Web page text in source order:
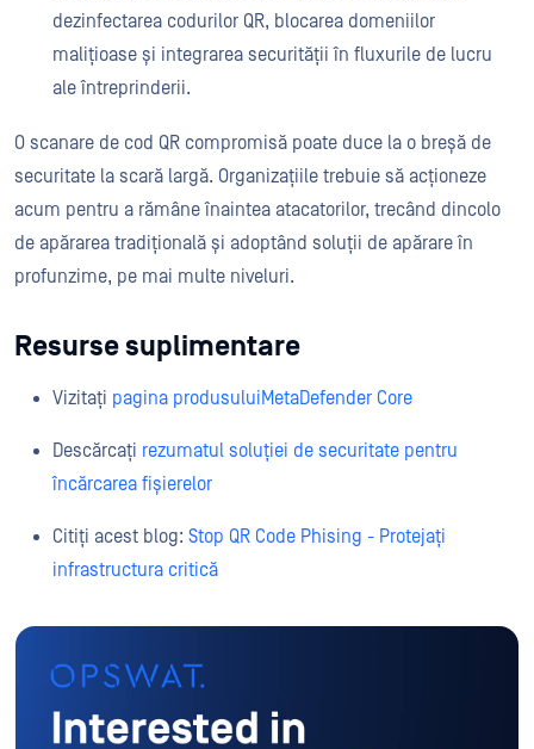
dezinfectarea codurilor QR, blocarea domeniilor
malițioase și integrarea securității în fluxurile de lucru
ale întreprinderii.
O scanare de cod QR compromisă poate duce la o breșă de
securitate la scară largă. Organizațiile trebuie să acționeze
acum pentru a rămâne înaintea atacatorilor, trecând dincolo
de apărarea tradițională și adoptând soluții de apărare în
profunzime, pe mai multe niveluri.
Resurse suplimentare
Vizitați pagina produsuluiMetaDefender Core
Descărcați rezumatul soluției de securitate pentru
încărcarea fișierelor
Citiți acest blog: Stop QR Code Phising - Protejați
infrastructura critică
Interesat de OPSWAT